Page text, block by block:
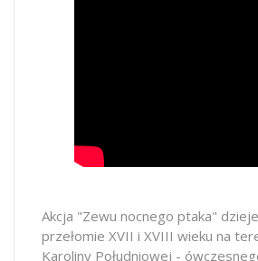
Akcja "Zewu nocnego ptaka"
przełomie XVII i XVIII wieku na
Karoliny Południowej -